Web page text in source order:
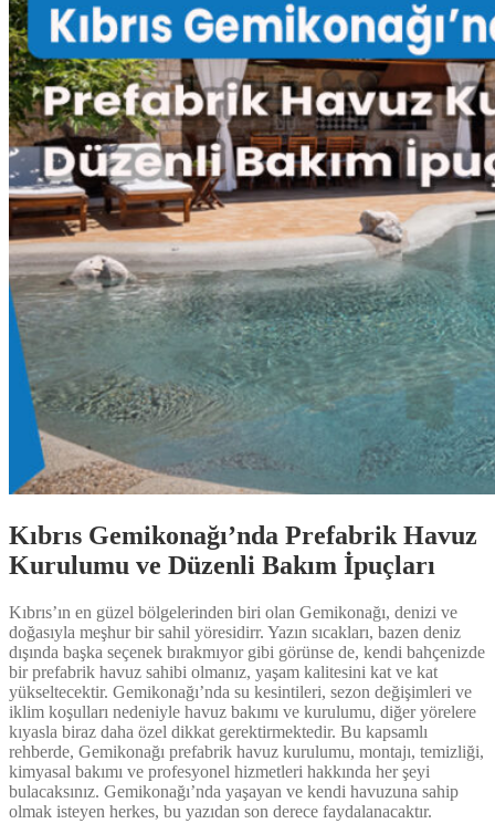
Kıbrıs Gemikonağı’nda Prefabrik Havuz
Kurulumu ve Düzenli Bakım İpuçları
Kıbrıs’ın en güzel bölgelerinden biri olan Gemikonağı, denizi ve
doğasıyla meşhur bir sahil yöresidirr. Yazın sıcakları, bazen deniz
dışında başka seçenek bırakmıyor gibi görünse de, kendi bahçenizde
bir prefabrik havuz sahibi olmanız, yaşam kalitesini kat ve kat
yükseltecektir. Gemikonağı’nda su kesintileri, sezon değişimleri ve
iklim koşulları nedeniyle havuz bakımı ve kurulumu, diğer yörelere
kıyasla biraz daha özel dikkat gerektirmektedir. Bu kapsamlı
rehberde, Gemikonağı prefabrik havuz kurulumu, montajı, temizliği,
kimyasal bakımı ve profesyonel hizmetleri hakkında her şeyi
bulacaksınız. Gemikonağı’nda yaşayan ve kendi havuzuna sahip
olmak isteyen herkes, bu yazıdan son derece faydalanacaktır.